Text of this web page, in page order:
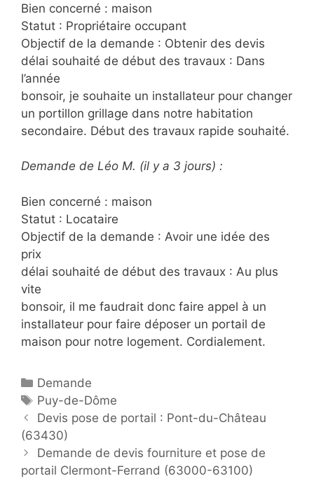
Bien concerné : maison
Statut : Propriétaire occupant
Objectif de la demande : Obtenir des devis
délai souhaité de début des travaux : Dans
l’année
bonsoir, je souhaite un installateur pour changer
un portillon grillage dans notre habitation
secondaire. Début des travaux rapide souhaité.
Demande de Léo M. (il y a 3 jours) :
Bien concerné : maison
Statut : Locataire
Objectif de la demande : Avoir une idée des
prix
délai souhaité de début des travaux : Au plus
vite
bonsoir, il me faudrait donc faire appel à un
installateur pour faire déposer un portail de
maison pour notre logement. Cordialement.
C
a
t
é
g
o
Demande
É
t
i
q
u
Puy-de-Dôme
P
o
s
t
Devis pose de portail : Pont-du-Château
(63430)
Demande de devis fourniture et pose de
portail Clermont-Ferrand (63000-63100)